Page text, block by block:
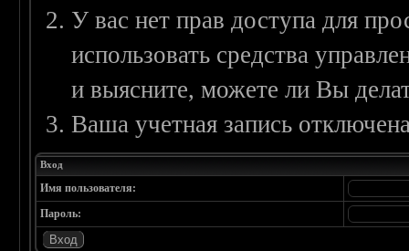
У вас нет прав доступа для
использовать средства
и выясните, можете ли Вы
Ваша учетная запись
Вход
Имя пользователя:
Пароль: